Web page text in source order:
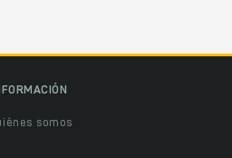
somos